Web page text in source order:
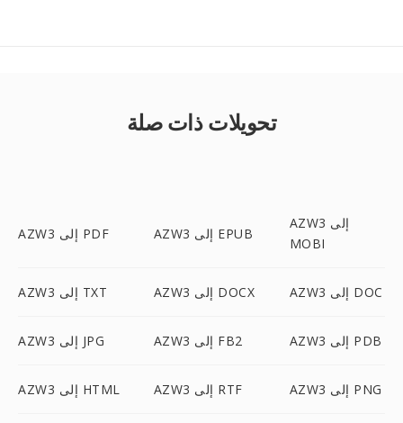
تحويلات ذات صلة
AZW3 إلى PDF AZW3 إلى EPUB
AZW3 إلى
MOBI
AZW3 إلى TXT AZW3 إلى DOCX AZW3 إلى DOC
AZW3 إلى JPG AZW3 إلى FB2 AZW3 إلى PDB
AZW3 إلى HTML AZW3 إلى RTF AZW3 إلى PNG